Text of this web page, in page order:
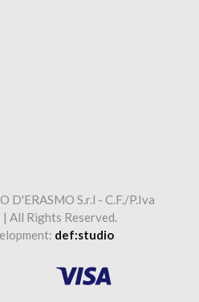
S.r.l - C.F./P.Iva
All Rights Reserved.
def:studio